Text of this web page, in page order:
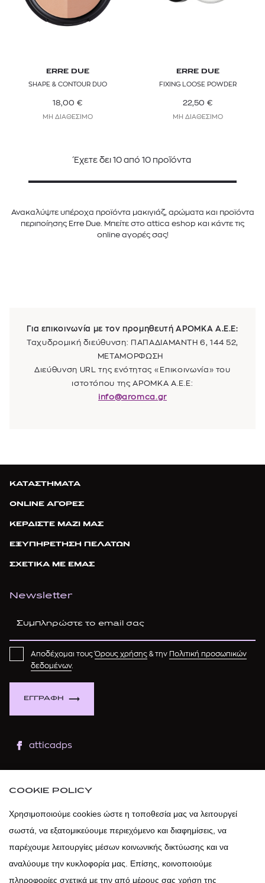
ERRE DUE
SHAPE & CONTOUR DUO
18,00 €
ΜΗ ΔΙΑΘΕΣΙΜΟ
ERRE DUE
FIXING LOOSE POWDER
22,50 €
ΜΗ ΔΙΑΘΕΣΙΜΟ
Έχετε δει 10 από 10 προϊόντα
Ανακαλύψτε υπέροχα προϊόντα μακιγιάζ, αρώματα και προϊόντα
περιποίησης Erre Due. Μπείτε στο attica eshop και κάντε τις
online αγορές σας!
Για επικοινωνία με τον προμηθευτή ΑΡΟΜΚΑ Α.Ε.Ε:
Ταχυδρομική διεύθυνση: ΠΑΠΑΔΙΑΜΑΝΤΗ 6, 144 52,
ΜΕΤΑΜΟΡΦΩΣΗ
Διεύθυνση URL της ενότητας «Επικοινωνία» του
ιστοτόπου της ΑΡΟΜΚΑ Α.Ε.Ε:
info@aromca.gr
ΚΑΤΑΣΤΗΜΑΤΑ
ONLINE ΑΓΟΡΕΣ
ΚΕΡΔΙΣΤΕ ΜΑΖΙ ΜΑΣ
ΕΞΥΠΗΡΕΤΗΣΗ ΠΕΛΑΤΩΝ
ΣΧΕΤΙΚΑ ΜΕ ΕΜΑΣ
Newsletter
ΕΓΓΡΑΦΗ
Αποδέχομαι τουςΌρους χρήσης & την Πολιτική προσωπικών
δεδομένων.
atticadps
atticadps
COOKIE POLICY
Χρησιμοποιούμε cookies ώστε η τοποθεσία μας να λειτουργεί
σωστά, να εξατομικεύουμε περιεχόμενο και διαφημίσεις, να
παρέχουμε λειτουργίες μέσων κοινωνικής δικτύωσης και να
αναλύουμε την κυκλοφορία μας. Επίσης, κοινοποιούμε
πληροφορίες σχετικά με την από μέρους σας χρήση της